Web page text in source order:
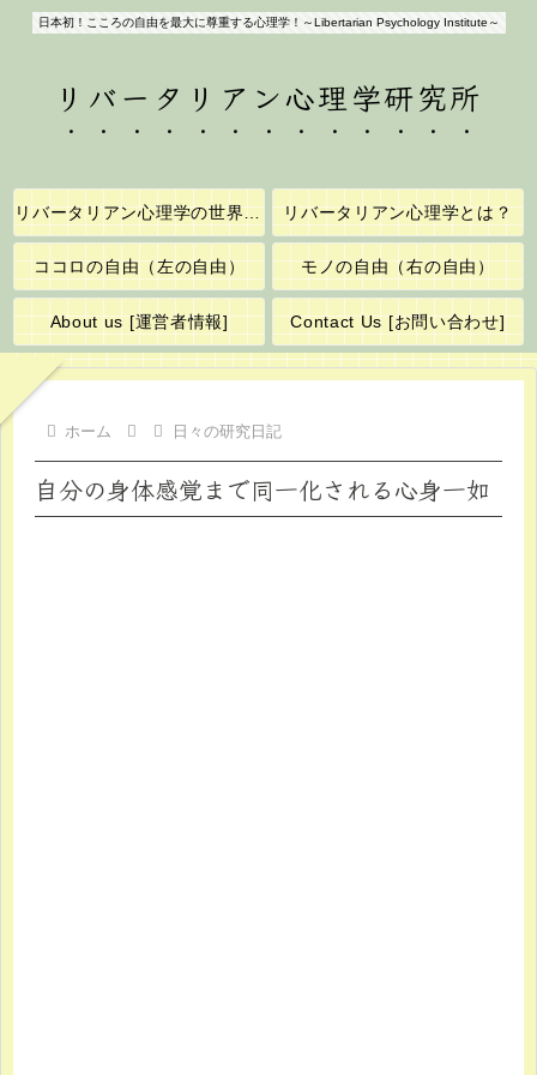
日本初！こころの自由を最大に尊重する心理学！～Libertarian Psychology Institute～
リバータリアン心理学研究所
リバータリアン心理学の世界へようこそ！ リバータリアン心理学とは？
ココロの自由（左の自由） モノの自由（右の自由）
About us [運営者情報] Contact Us [お問い合わせ]
ホーム 日々の研究日記
自分の身体感覚まで同一化される心身一如